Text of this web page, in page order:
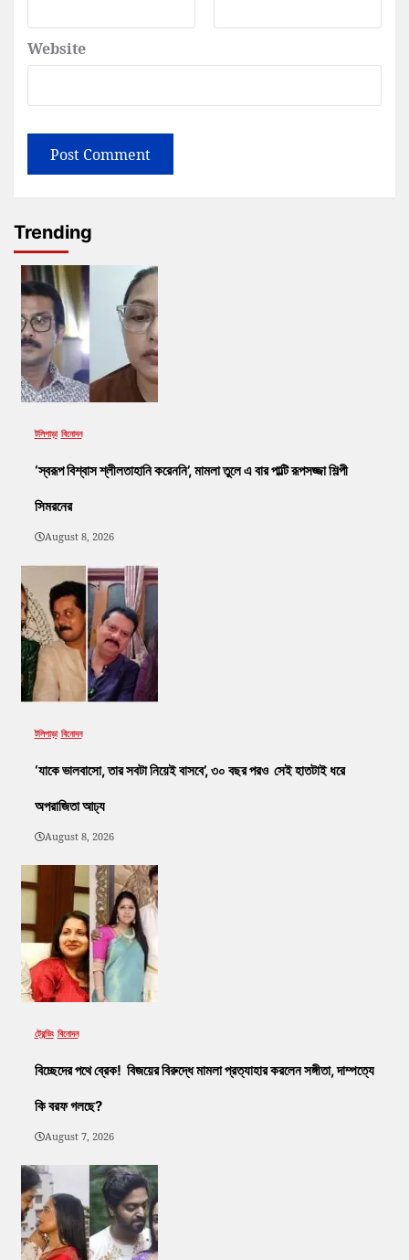
Website
Trending
টলিপাড়া বিনোদন
‘স্বরূপ বিশ্বাস শ্লীলতাহানি করেননি’, মামলা তুলে এ বার পাল্টি রূপসজ্জা শিল্পী
সিমরনের
August 8, 2026
টলিপাড়া বিনোদন
‘যাকে ভালবাসো, তার সবটা নিয়েই বাসবে’, ৩০ বছর পরও সেই হাতটাই ধরে
অপরাজিতা আঢ্য
August 8, 2026
ট্রেন্ডিং বিনোদন
বিচ্ছেদের পথে ব্রেক! বিজয়ের বিরুদ্ধে মামলা প্রত্যাহার করলেন সঙ্গীতা, দাম্পত্যে
কি বরফ গলছে?
August 7, 2026